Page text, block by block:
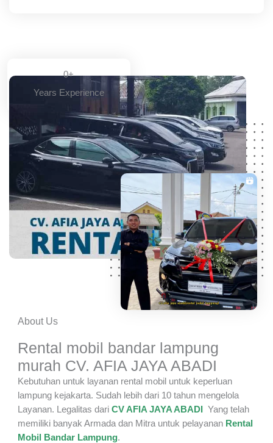
Years Experience
0+
About Us
Rental mobil bandar lampung
murah CV. AFIA JAYA ABADI
Kebutuhan untuk layanan rental mobil untuk keperluan
lampung kejakarta. Sudah lebih dari 10 tahun mengelola
Layanan. Legalitas dariCV AFIA JAYA ABADI
Yang telah
memiliki banyak Armada dan Mitra untuk pelayanan Rental
Mobil Bandar Lampung.